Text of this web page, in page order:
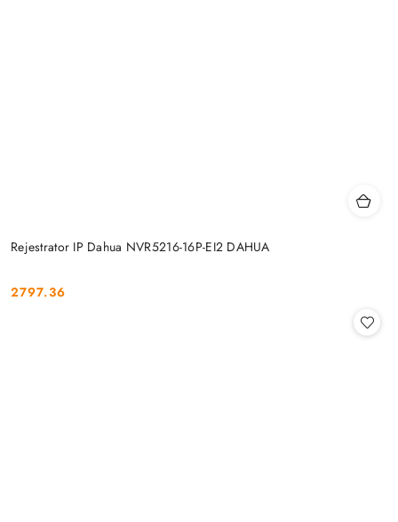
Rejestrator IP Dahua NVR5216-16P-EI2 DAHUA
Cena:
2797.36